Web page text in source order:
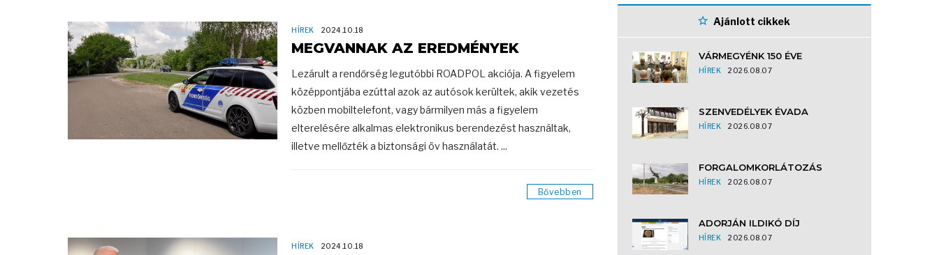
HÍREK 2024.10.18
MEGVANNAK AZ EREDMÉNYEK
Lezárult a rendőrség legutóbbi ROADPOL akciója. A figyelem
középpontjába ezúttal azok az autósok kerültek, akik vezetés
közben mobiltelefont, vagy bármilyen más a figyelem
elterelésére alkalmas elektronikus berendezést használtak,
illetve mellőzték a biztonsági öv használatát. ...
Bővebben
HÍREK 2024.10.18
Ajánlott cikkek
VÁRMEGYÉNK 150 ÉVE
HÍREK 2026.08.07
SZENVEDÉLYEK ÉVADA
HÍREK 2026.08.07
FORGALOMKORLÁTOZÁS
HÍREK 2026.08.07
ADORJÁN ILDIKÓ DÍJ
HÍREK 2026.08.07